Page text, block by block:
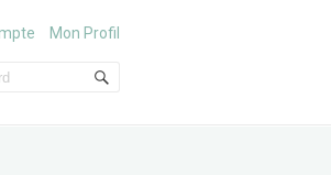
Mon Profil